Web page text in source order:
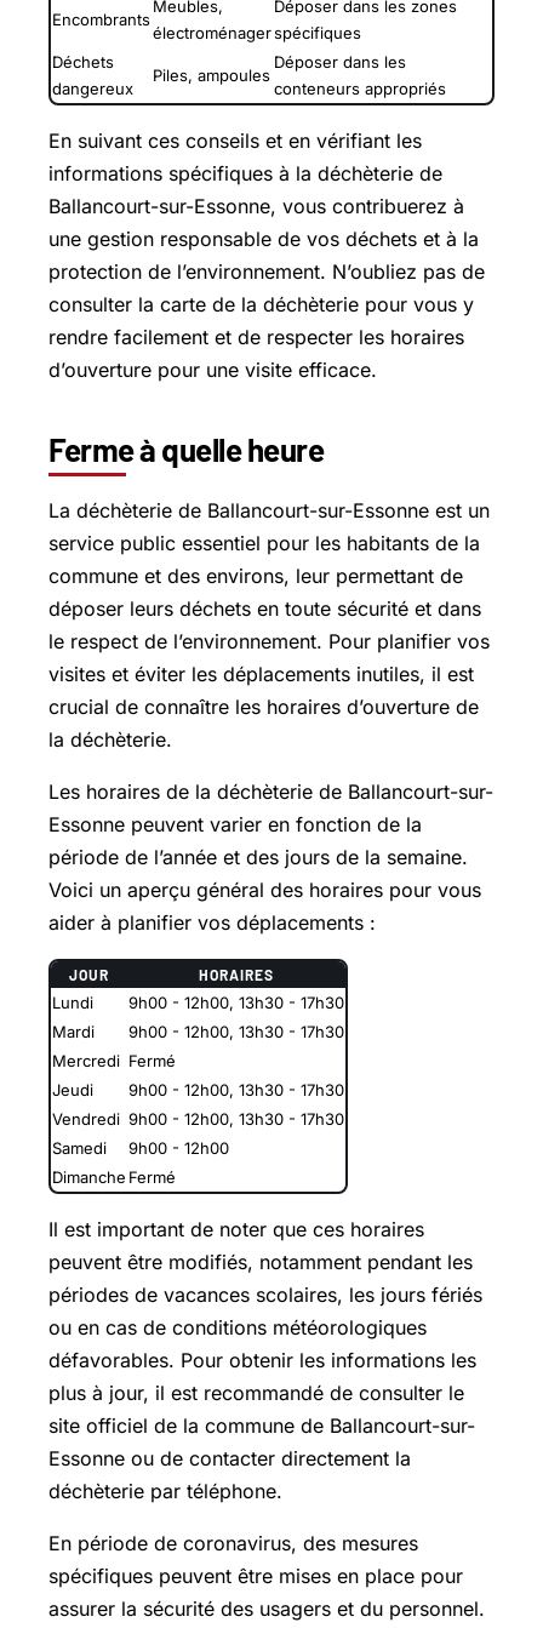
Encombrants
Meubles,
électroménager
Déposer dans les zones
spécifiques
Déchets
dangereux
Piles, ampoules
Déposer dans les
conteneurs appropriés
En suivant ces conseils et en vérifiant les
informations spécifiques à la déchèterie de
Ballancourt-sur-Essonne, vous contribuerez à
une gestion responsable de vos déchets et à la
protection de l’environnement. N’oubliez pas de
consulter la carte de la déchèterie pour vous y
rendre facilement et de respecter les horaires
d’ouverture pour une visite efficace.
Ferme à quelle heure
La déchèterie de Ballancourt-sur-Essonne est un
service public essentiel pour les habitants de la
commune et des environs, leur permettant de
déposer leurs déchets en toute sécurité et dans
le respect de l’environnement. Pour planifier vos
visites et éviter les déplacements inutiles, il est
crucial de connaître les horaires d’ouverture de
la déchèterie.
Les horaires de la déchèterie de Ballancourt-sur-
Essonne peuvent varier en fonction de la
période de l’année et des jours de la semaine.
Voici un aperçu général des horaires pour vous
aider à planifier vos déplacements :
JOUR HORAIRES
Lundi
9h00 - 12h00, 13h30 - 17h30
Mardi
9h00 - 12h00, 13h30 - 17h30
Mercredi Fermé
Jeudi
9h00 - 12h00, 13h30 - 17h30
Vendredi 9h00 - 12h00, 13h30 - 17h30
Samedi
9h00 - 12h00
Dimanche Fermé
Il est important de noter que ces horaires
peuvent être modifiés, notamment pendant les
périodes de vacances scolaires, les jours fériés
ou en cas de conditions météorologiques
défavorables. Pour obtenir les informations les
plus à jour, il est recommandé de consulter le
site officiel de la commune de Ballancourt-sur-
Essonne ou de contacter directement la
déchèterie par téléphone.
En période de coronavirus, des mesures
spécifiques peuvent être mises en place pour
assurer la sécurité des usagers et du personnel.